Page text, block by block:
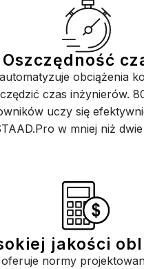
Oszczędność
obciążenia
czas inżynierów.
uczy się
w mniej niż
jakości
normy